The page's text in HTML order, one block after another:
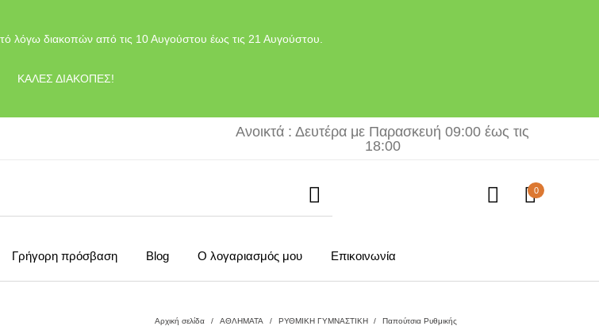
λόγω διακοπών από τις 10 Αυγούστου έως τις 21 Αυγούστου.
ΚΑΛΕΣ ΔΙΑΚΟΠΕΣ!
Ανοικτά : Δευτέρα με Παρασκευή 09:00 έως τις
18:00
0
Γρήγορη πρόσβαση Blog Ο λογαριασμός μου Επικοινωνία
Αρχική σελίδα / ΑΘΛΗΜΑΤΑ / ΡΥΘΜΙΚΗ ΓΥΜΝΑΣΤΙΚΗ / Παπούτσια Ρυθμικής